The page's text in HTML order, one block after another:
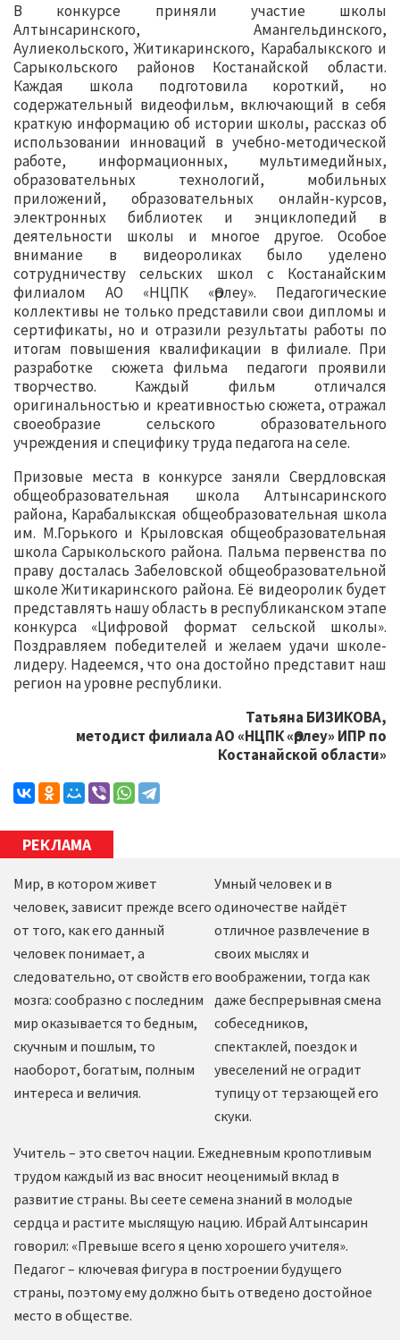
В конкурсе приняли участие школы
Алтынсаринского, Амангельдинского,
Аулиекольского, Житикаринского, Карабалыкского и
Сарыкольского районов Костанайской области.
Каждая школа подготовила короткий, но
содержательный видеофильм, включающий в себя
краткую информацию об истории школы, рассказ об
использовании инноваций в учебно-методической
работе, информационных, мультимедийных,
образовательных технологий, мобильных
приложений, образовательных онлайн-курсов,
электронных библиотек и энциклопедий в
деятельности школы и многое другое. Особое
внимание в видеороликах было уделено
сотрудничеству сельских школ с Костанайским
филиалом АО «НЦПК «Өрлеу». Педагогические
коллективы не только представили свои дипломы и
сертификаты, но и отразили результаты работы по
итогам повышения квалификации в филиале. При
разработке сюжета фильма педагоги проявили
творчество. Каждый фильм отличался
оригинальностью и креативностью сюжета, отражал
своеобразие сельского образовательного
учреждения и специфику труда педагога на селе.
Призовые места в конкурсе заняли Свердловская
общеобразовательная школа Алтынсаринского
района, Карабалыкская общеобразовательная школа
им. М.Горького и Крыловская общеобразовательная
школа Сарыкольского района. Пальма первенства по
праву досталась Забеловской общеобразовательной
школе Житикаринского района. Её видеоролик будет
представлять нашу область в республиканском этапе
конкурса «Цифровой формат сельской школы».
Поздравляем победителей и желаем удачи школе-
лидеру. Надеемся, что она достойно представит наш
регион на уровне республики.
Татьяна БИЗИКОВА,
методист филиала АО «НЦПК «Өрлеу» ИПР по
Костанайской области»
РЕКЛАМА
Мир, в котором живет
человек, зависит прежде всего
от того, как его данный
человек понимает, а
следовательно, от свойств его
мозга: сообразно с последним
мир оказывается то бедным,
скучным и пошлым, то
наоборот, богатым, полным
интереса и величия.
Умный человек и в
одиночестве найдёт
отличное развлечение в
своих мыслях и
воображении, тогда как
даже беспрерывная смена
собеседников,
спектаклей, поездок и
увеселений не оградит
тупицу от терзающей его
скуки.
Учитель – это светоч нации. Ежедневным кропотливым
трудом каждый из вас вносит неоценимый вклад в
развитие страны. Вы сеете семена знаний в молодые
сердца и растите мыслящую нацию. Ибрай Алтынсарин
говорил: «Превыше всего я ценю хорошего учителя».
Педагог – ключевая фигура в построении будущего
страны, поэтому ему должно быть отведено достойное
место в обществе.